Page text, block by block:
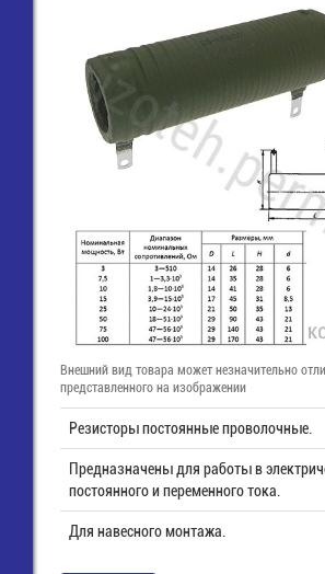
Внешний вид товара может незначительно
представленного на изображении
Резисторы постоянные проволочные.
Предназначены для работы в
постоянного и переменного тока.
Для навесного монтажа.